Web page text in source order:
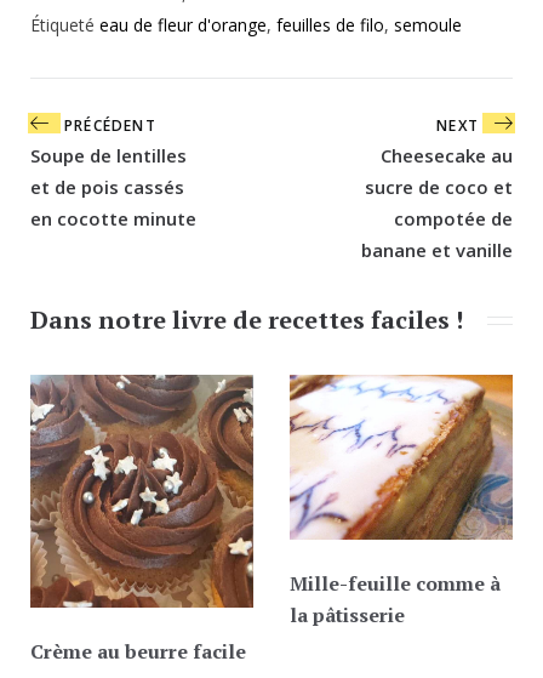
Étiqueté eau de fleur d'orange, feuilles de filo, semoule
Navigation
de
l’article
PRÉCÉDENT
Soupe de lentilles
et de pois cassés
en cocotte minute
NEXT
Cheesecake au
sucre de coco et
compotée de
banane et vanille
Dans notre livre de recettes faciles !
Crème au beurre facile
Mille-feuille comme à
la pâtisserie